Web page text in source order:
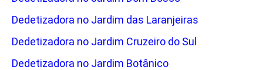
Dedetizadora no Jardim das Laranjeiras
Dedetizadora no Jardim Cruzeiro do Sul
Dedetizadora no Jardim Botânico